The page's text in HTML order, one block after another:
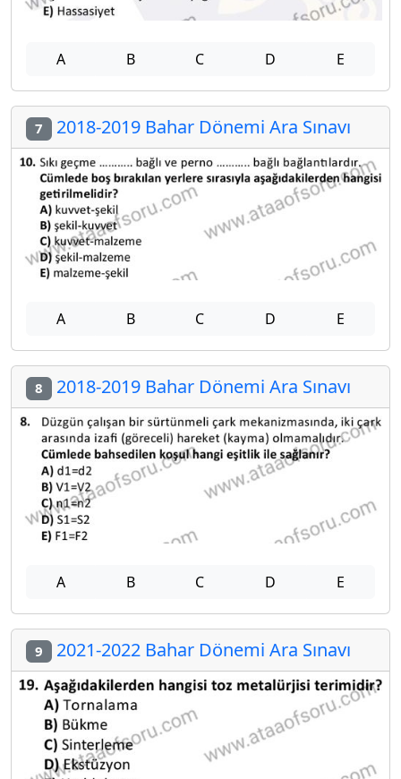
A B C D E
7 2018-2019 Bahar Dönemi Ara Sınavı
A B C D E
8 2018-2019 Bahar Dönemi Ara Sınavı
A B C D E
9 2021-2022 Bahar Dönemi Ara Sınavı